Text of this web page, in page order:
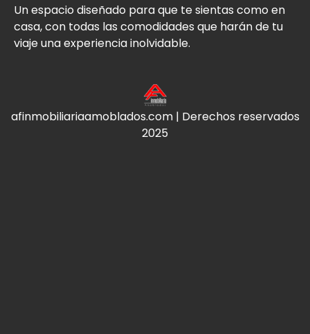
Un espacio diseñado para que te sientas como en
casa, con todas las comodidades que harán de tu
viaje una experiencia inolvidable.
afinmobiliariaamoblados.com | Derechos reservados
2025